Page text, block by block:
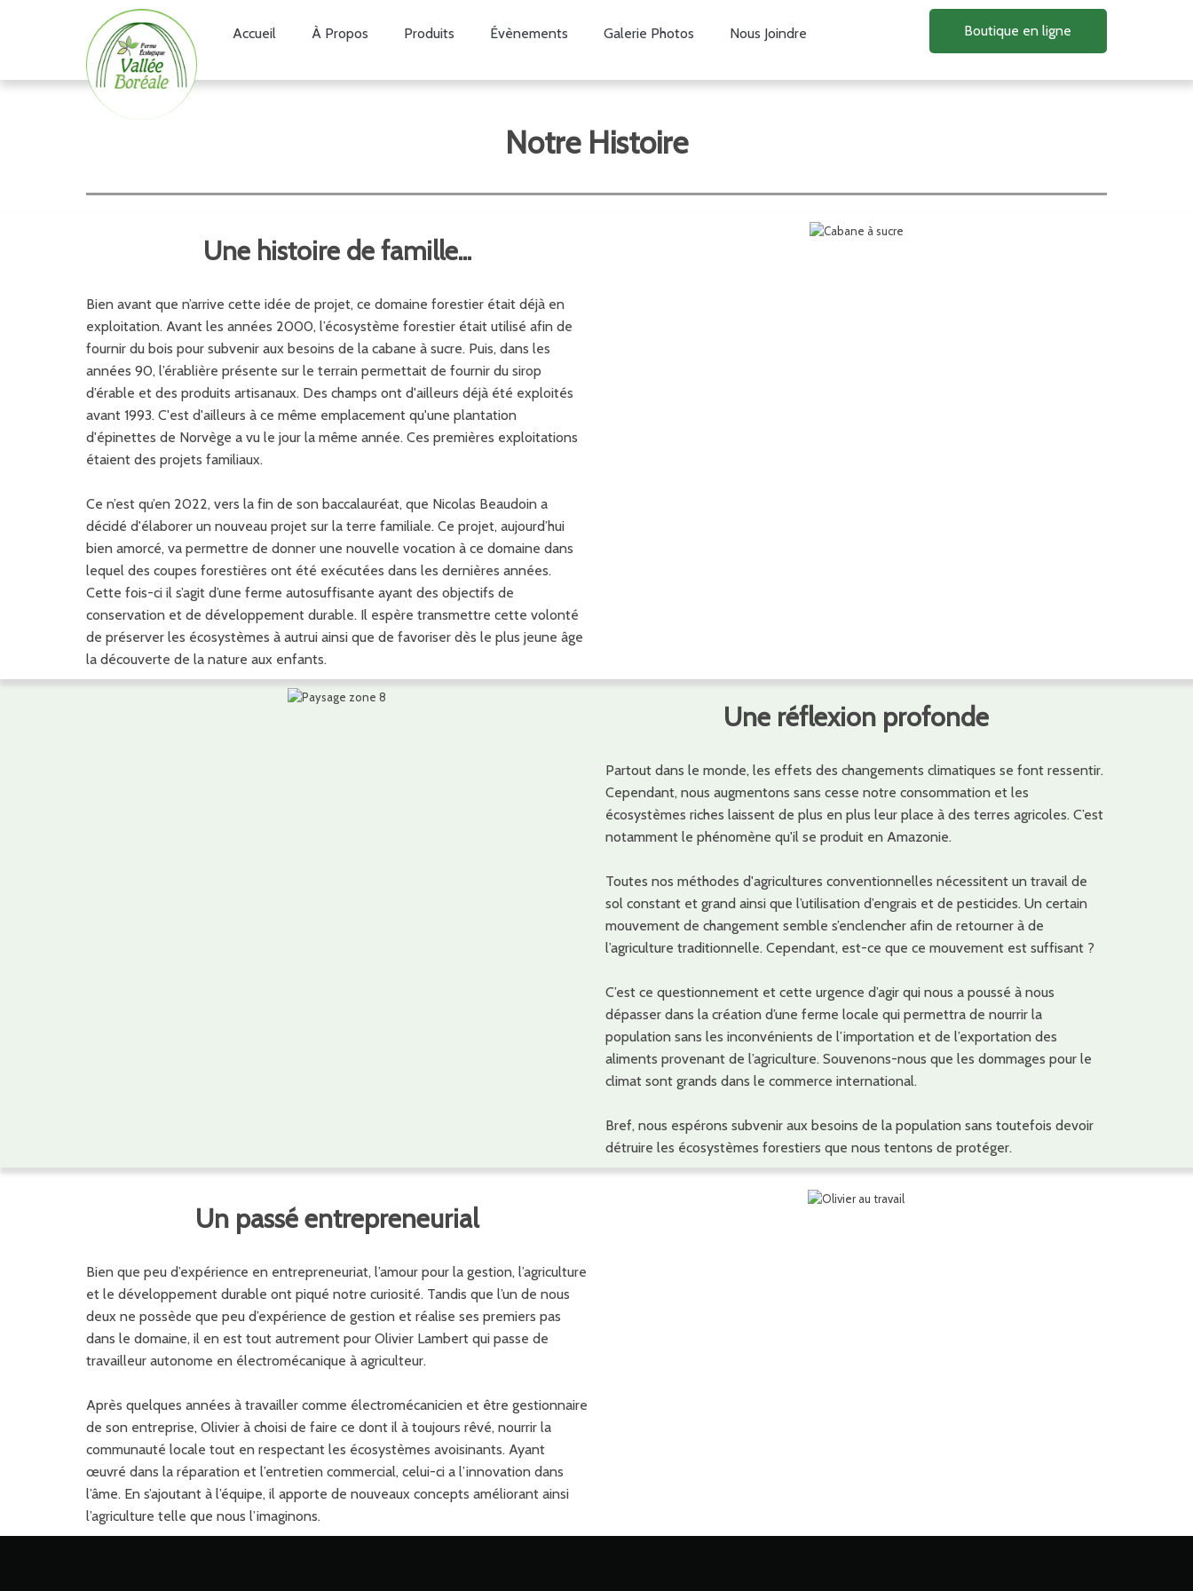
Accueil À Propos Produits Évènements Galerie Photos Nous Joindre Boutique en ligne
Notre Histoire
Une histoire de famille...
Bien avant que n’arrive cette idée de projet, ce domaine forestier était déjà en
exploitation. Avant les années 2000, l’écosystème forestier était utilisé afin de
fournir du bois pour subvenir aux besoins de la cabane à sucre. Puis, dans les
années 90, l’érablière présente sur le terrain permettait de fournir du sirop
d’érable et des produits artisanaux. Des champs ont d'ailleurs déjà été exploités
avant 1993. C'est d'ailleurs à ce même emplacement qu'une plantation
d'épinettes de Norvège a vu le jour la même année. Ces premières exploitations
étaient des projets familiaux.
Ce n’est qu’en 2022, vers la fin de son baccalauréat, que Nicolas Beaudoin a
décidé d'élaborer un nouveau projet sur la terre familiale. Ce projet, aujourd’hui
bien amorcé, va permettre de donner une nouvelle vocation à ce domaine dans
lequel des coupes forestières ont été exécutées dans les dernières années.
Cette fois-ci il s’agit d’une ferme autosuffisante ayant des objectifs de
conservation et de développement durable. Il espère transmettre cette volonté
de préserver les écosystèmes à autrui ainsi que de favoriser dès le plus jeune âge
la découverte de la nature aux enfants.
Une réflexion profonde
Partout dans le monde, les effets des changements climatiques se font ressentir.
Cependant, nous augmentons sans cesse notre consommation et les
écosystèmes riches laissent de plus en plus leur place à des terres agricoles. C’est
notamment le phénomène qu'il se produit en Amazonie.
Toutes nos méthodes d'agricultures conventionnelles nécessitent un travail de
sol constant et grand ainsi que l’utilisation d’engrais et de pesticides. Un certain
mouvement de changement semble s’enclencher afin de retourner à de
l’agriculture traditionnelle. Cependant, est-ce que ce mouvement est suffisant ?
C’est ce questionnement et cette urgence d’agir qui nous a poussé à nous
dépasser dans la création d’une ferme locale qui permettra de nourrir la
population sans les inconvénients de l’importation et de l’exportation des
aliments provenant de l’agriculture. Souvenons-nous que les dommages pour le
climat sont grands dans le commerce international.
Bref, nous espérons subvenir aux besoins de la population sans toutefois devoir
détruire les écosystèmes forestiers que nous tentons de protéger.
Un passé entrepreneurial
Bien que peu d’expérience en entrepreneuriat, l’amour pour la gestion, l’agriculture
et le développement durable ont piqué notre curiosité. Tandis que l’un de nous
deux ne possède que peu d’expérience de gestion et réalise ses premiers pas
dans le domaine, il en est tout autrement pour Olivier Lambert qui passe de
travailleur autonome en électromécanique à agriculteur.
Après quelques années à travailler comme électromécanicien et être gestionnaire
de son entreprise, Olivier à choisi de faire ce dont il à toujours rêvé, nourrir la
communauté locale tout en respectant les écosystèmes avoisinants. Ayant
œuvré dans la réparation et l’entretien commercial, celui-ci a l’innovation dans
l’âme. En s’ajoutant à l’équipe, il apporte de nouveaux concepts améliorant ainsi
l’agriculture telle que nous l’imaginons.